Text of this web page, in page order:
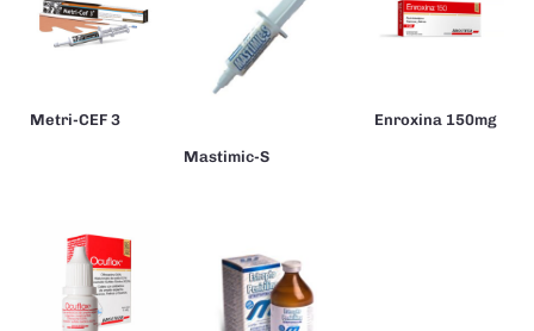
Metri-CEF 3
Mastimic-S
Enroxina 150mg